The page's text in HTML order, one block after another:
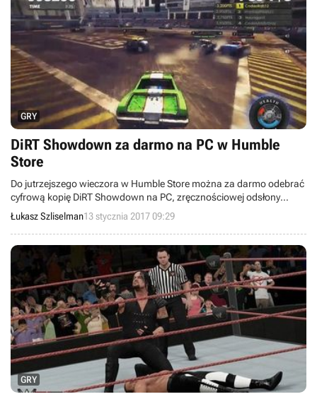
GRY
DiRT Showdown za darmo na PC w Humble
Store
Do jutrzejszego wieczora w Humble Store można za darmo odebrać
cyfrową kopię DiRT Showdown na PC, zręcznościowej odsłony
rajdowego cyklu od studia Codemasters.
Łukasz Szliselman13 stycznia 2017 09:29
GRY